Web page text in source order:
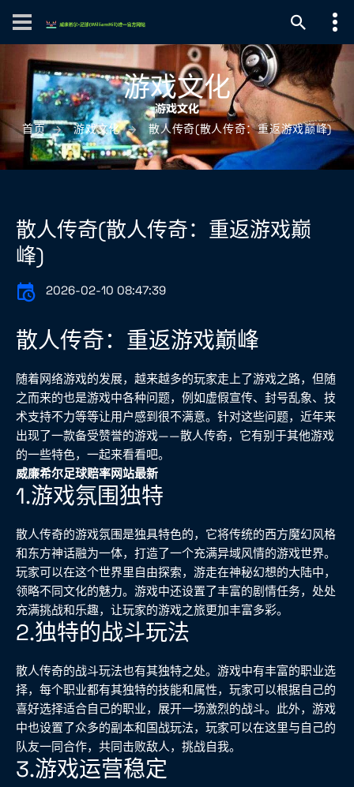
游戏文化
首页 游戏文化 散人传奇(散人传奇：重返游戏巅峰)
散人传奇(散人传奇：重返游戏巅
峰)
2026-02-10 08:47:39
散人传奇：重返游戏巅峰
随着网络游戏的发展，越来越多的玩家走上了游戏之路，但随
之而来的也是游戏中各种问题，例如虚假宣传、封号乱象、技
术支持不力等等让用户感到很不满意。针对这些问题，近年来
出现了一款备受赞誉的游戏——散人传奇，它有别于其他游戏
的一些特色，一起来看看吧。
威廉希尔足球赔率网站最新
1.游戏氛围独特
散人传奇的游戏氛围是独具特色的，它将传统的西方魔幻风格
和东方神话融为一体，打造了一个充满异域风情的游戏世界。
玩家可以在这个世界里自由探索，游走在神秘幻想的大陆中，
领略不同文化的魅力。游戏中还设置了丰富的剧情任务，处处
充满挑战和乐趣，让玩家的游戏之旅更加丰富多彩。
2.独特的战斗玩法
散人传奇的战斗玩法也有其独特之处。游戏中有丰富的职业选
择，每个职业都有其独特的技能和属性，玩家可以根据自己的
喜好选择适合自己的职业，展开一场激烈的战斗。此外，游戏
中也设置了众多的副本和国战玩法，玩家可以在这里与自己的
队友一同合作，共同击败敌人，挑战自我。
3.游戏运营稳定